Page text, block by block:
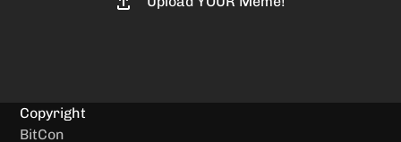
Copyright
BitCon